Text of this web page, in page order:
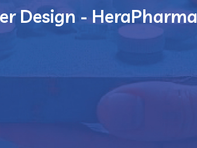
Design - HeraPharma